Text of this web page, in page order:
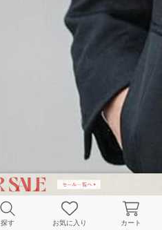
探す お気に入り カート